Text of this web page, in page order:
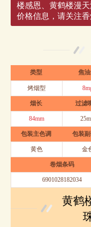
楼感恩、黄鹤楼漫
价格信息，请关注香
类型 焦
烤烟型
烟长 过滤
84mm
包装主色调 包装
黄色 金
卷烟条码
6901028182034
黄鹤